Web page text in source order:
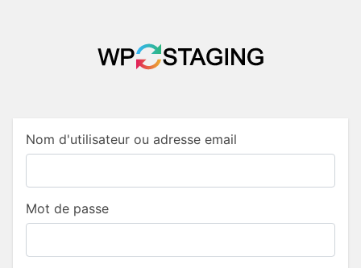
Nom d'utilisateur ou adresse email
Mot de passe